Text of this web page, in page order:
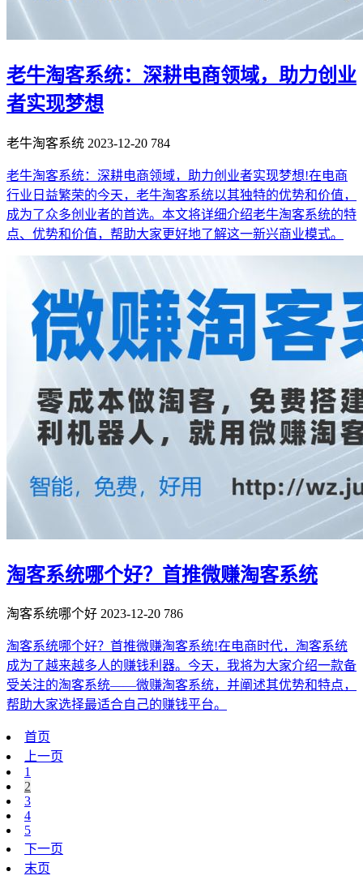
老牛淘客系统：深耕电商领域，助力创业
者实现梦想
老牛淘客系统 2023-12-20 784
老牛淘客系统：深耕电商领域，助力创业者实现梦想!在电商
行业日益繁荣的今天，老牛淘客系统以其独特的优势和价值，
成为了众多创业者的首选。本文将详细介绍老牛淘客系统的特
点、优势和价值，帮助大家更好地了解这一新兴商业模式。
淘客系统哪个好？首推微赚淘客系统
淘客系统哪个好 2023-12-20 786
淘客系统哪个好？首推微赚淘客系统!在电商时代，淘客系统
成为了越来越多人的赚钱利器。今天，我将为大家介绍一款备
受关注的淘客系统——微赚淘客系统，并阐述其优势和特点，
帮助大家选择最适合自己的赚钱平台。
首页
上一页
1
2
3
4
5
下一页
末页